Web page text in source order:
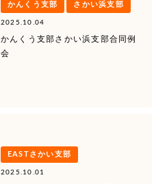
かんくう支部 さかい浜支部
2025.10.04
かんくう支部さかい浜支部合同例
会
EASTさかい支部
2025.10.01